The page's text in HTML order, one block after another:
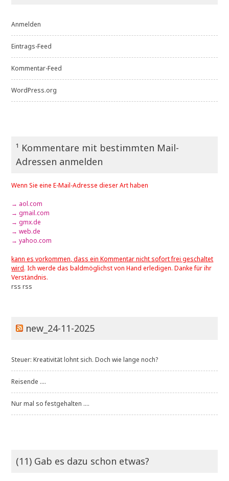
Anmelden
Eintrags-Feed
Kommentar-Feed
WordPress.org
¹ Kommentare mit bestimmten Mail-
Adressen anmelden
Wenn Sie eine E-Mail-Adresse dieser Art haben
→ aol.com
→ gmail.com
→ gmx.de
→ web.de
→ yahoo.com
kann es vorkommen, dass ein Kommentar nicht sofort frei geschaltet
wird. Ich werde das baldmöglichst von Hand erledigen. Danke für ihr
Verständnis.
rss rss
new_24-11-2025
Steuer: Kreativität lohnt sich. Doch wie lange noch?
Reisende ....
Nur mal so festgehalten ....
(11) Gab es dazu schon etwas?